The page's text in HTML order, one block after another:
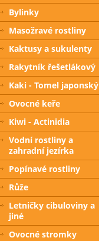
Bylinky
Masožravé rostliny
Kaktusy a sukulenty
Rakytník řešetlákový
Kaki - Tomel japonský
Ovocné keře
Kiwi - Actinidia
Vodní rostliny a
zahradní jezírka
Popínavé rostliny
Růže
Letničky cibuloviny a
jiné
Ovocné stromky